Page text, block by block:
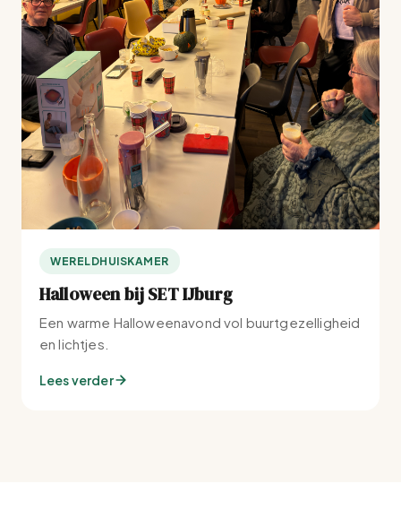
WERELDHUISKAMER
Halloween bij SET IJburg
Een warme Halloweenavond vol buurtgezelligheid
en lichtjes.
Lees verder